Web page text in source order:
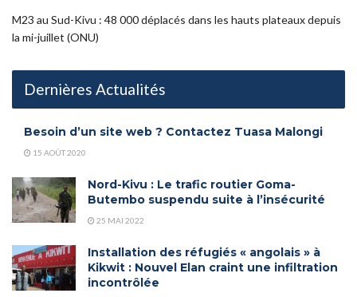
M23 au Sud-Kivu : 48 000 déplacés dans les hauts plateaux depuis
la mi-juillet (ONU)
Dernières Actualités
Besoin d’un site web ? Contactez Tuasa Malongi
15 AOÛT 2020
Nord-Kivu : Le trafic routier Goma-
Butembo suspendu suite à l’insécurité
25 MAI 2022
Installation des réfugiés « angolais » à
Kikwit : Nouvel Elan craint une infiltration
incontrôlée